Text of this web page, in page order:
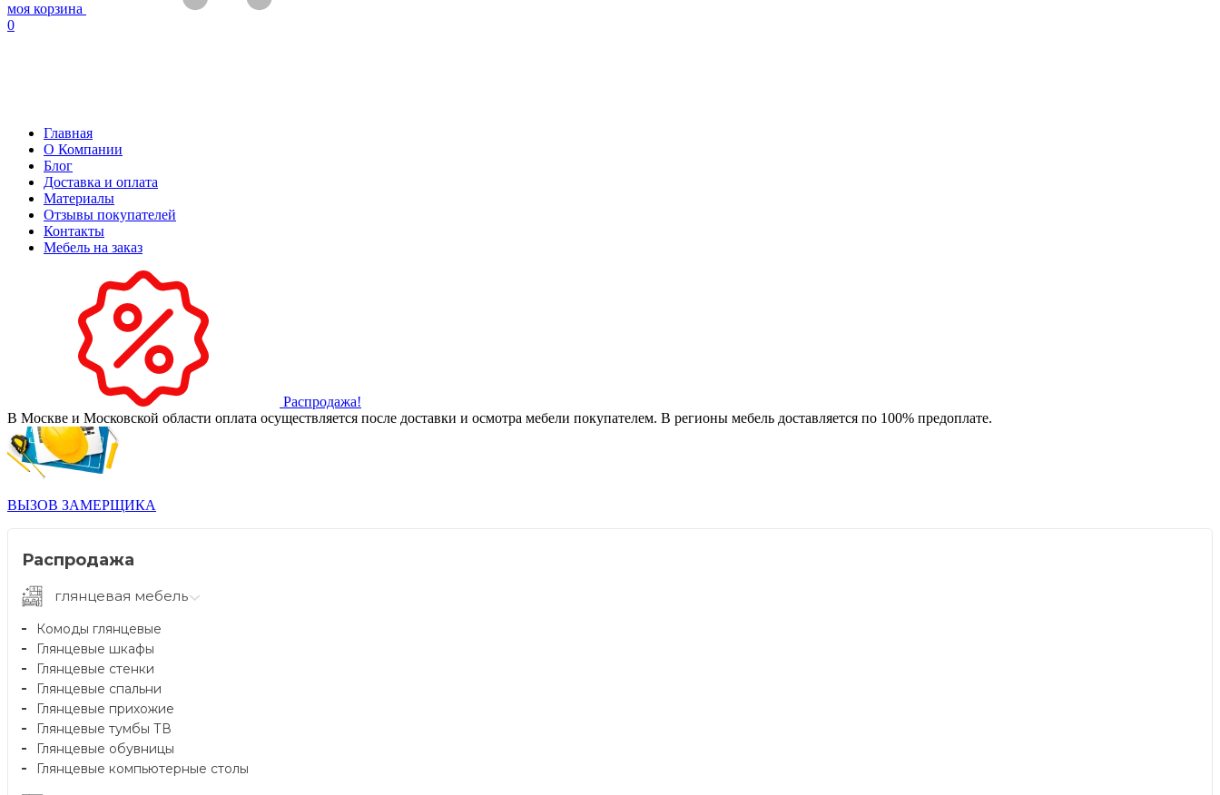
моя корзина
0
Главная
О Компании
Блог
Доставка и оплата
Материалы
Отзывы покупателей
Контакты
Мебель на заказ
Распродажа!
В Москве и Московской области оплата осуществляется после доставки и осмотра мебели покупателем. В регионы мебель доставляется по 100% предоплате.
ВЫЗОВ ЗАМЕРЩИКА
Распродажа
глянцевая мебель
Комоды глянцевые
Глянцевые шкафы
Глянцевые стенки
Глянцевые спальни
Глянцевые прихожие
Глянцевые тумбы ТВ
Глянцевые обувницы
Глянцевые компьютерные столы